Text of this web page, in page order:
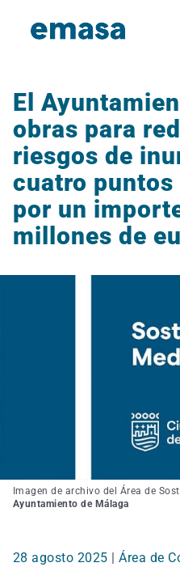
El
obras para
riesgos de
cuatro puntos
por un
millones de
Imagen de archivo del Área de
Ayuntamiento de Málaga
28 agosto 2025 |Área de